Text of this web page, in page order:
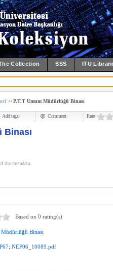
Collection SSS ITU
P.T.T Umum Müdürlüğü Binası
Add tags Comment Rate
Binası
metadata.
Based on 0 rating(s)
Müdürlüğü Binası
P67;NEP06_10089.pdf